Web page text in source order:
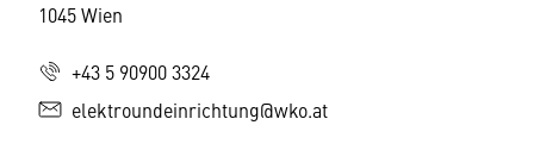
1045 Wien
+43 5 90900 3324
elektroundeinrichtung@wko.at